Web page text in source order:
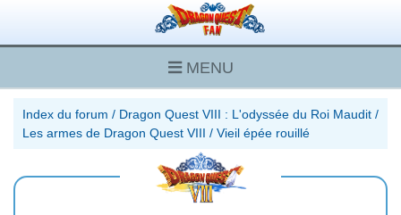
MENU
Index du forum / Dragon Quest VIII : L'odyssée du Roi Maudit /
Les armes de Dragon Quest VIII / Vieil épée rouillé